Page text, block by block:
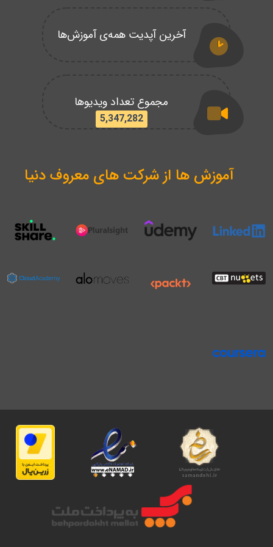
آخرین آپدیت همه‌ی آموزش‌ها
مجموع تعداد ویدیوها
5,347,282
آموزش ها از شرکت های معروف دنیا